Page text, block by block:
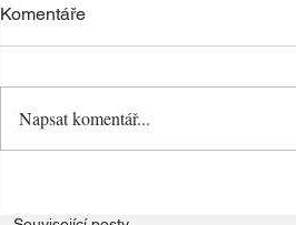
Komentáře
Napsat komentář...